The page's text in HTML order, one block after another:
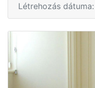
Létrehozás